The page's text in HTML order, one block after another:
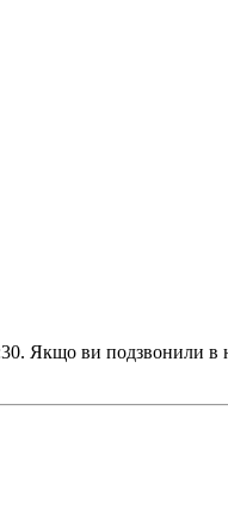
Якщо ви подзвонили в